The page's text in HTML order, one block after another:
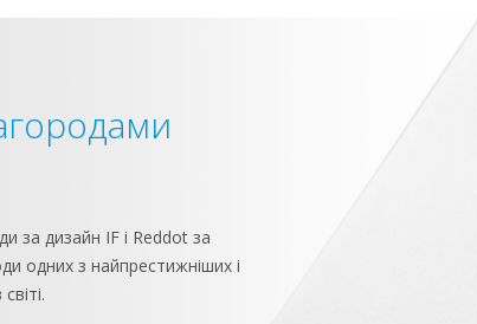
за дизайн IF і Reddot за
одних з найпрестижніших і